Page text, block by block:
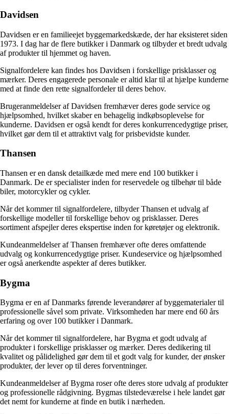
Davidsen
Davidsen er en familieejet byggemarkedskæde, der har eksisteret siden
1973. I dag har de flere butikker i Danmark og tilbyder et bredt udvalg
af produkter til hjemmet og haven.
Signalfordelere kan findes hos Davidsen i forskellige prisklasser og
mærker. Deres engagerede personale er altid klar til at hjælpe kunderne
med at finde den rette signalfordeler til deres behov.
Brugeranmeldelser af Davidsen fremhæver deres gode service og
hjælpsomhed, hvilket skaber en behagelig indkøbsoplevelse for
kunderne. Davidsen er også kendt for deres konkurrencedygtige priser,
hvilket gør dem til et attraktivt valg for prisbevidste kunder.
Thansen
Thansen er en dansk detailkæde med mere end 100 butikker i
Danmark. De er specialister inden for reservedele og tilbehør til både
biler, motorcykler og cykler.
Når det kommer til signalfordelere, tilbyder Thansen et udvalg af
forskellige modeller til forskellige behov og prisklasser. Deres
sortiment afspejler deres ekspertise inden for køretøjer og elektronik.
Kundeanmeldelser af Thansen fremhæver ofte deres omfattende
udvalg og konkurrencedygtige priser. Kundeservice og hjælpsomhed
er også anerkendte aspekter af deres butikker.
Bygma
Bygma er en af Danmarks førende leverandører af byggematerialer til
professionelle såvel som private. Virksomheden har mere end 60 års
erfaring og over 100 butikker i Danmark.
Når det kommer til signalfordelere, har Bygma et godt udvalg af
produkter i forskellige prisklasser og mærker. Deres dedikering til
kvalitet og pålidelighed gør dem til et godt valg for kunder, der ønsker
produkter, der lever op til deres forventninger.
Kundeanmeldelser af Bygma roser ofte deres store udvalg af produkter
og professionelle rådgivning. Bygmas tilstedeværelse i hele landet gør
det nemt for kunderne at finde en butik i nærheden.